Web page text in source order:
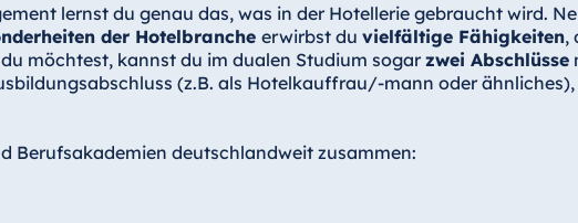
lernst du genau das, was in der Hotellerie gebraucht wird.
der Hotelbranche erwirbst du vielfältige Fähigkeiten,
möchtest, kannst du im dualen Studium sogar zwei Abschlüsse
(z.B. als Hotelkauffrau/-mann oder
Berufsakademien deutschlandweit zusammen: